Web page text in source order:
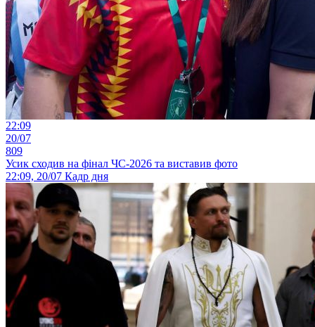
22:09
20/07
809
Усик сходив на фінал ЧС-2026 та виставив фото
22:09, 20/07 Кадр дня